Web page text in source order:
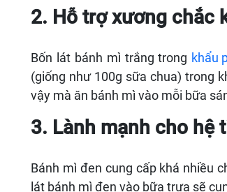
2. Hỗ trợ xương chắc
Bốn lát bánh mì trắng trong khẩu
(giống như 100g sữa chua) trong
vậy mà ăn bánh mì vào mỗi bữa
3. Lành mạnh cho hệ
Bánh mì đen cung cấp khá nhiều
lát bánh mì đen vào bữa trưa sẽ